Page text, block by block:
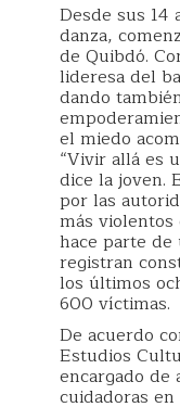
Desde sus 14
danza,
de Quibdó.
lideresa del
dando
el miedo
“Vivir allá es
dice la joven.
por las
más violentos
hace parte de
registran
los últimos
600 víctimas.
De acuerdo
Estudios
encargado de
cuidadoras